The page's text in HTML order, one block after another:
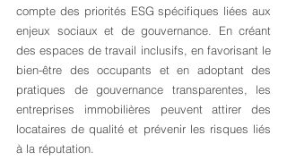
compte des priorités ESG spécifiques liées aux
enjeux sociaux et de gouvernance. En créant
des espaces de travail inclusifs, en favorisant le
bien-être des occupants et en adoptant des
pratiques de gouvernance transparentes, les
entreprises immobilières peuvent attirer des
locataires de qualité et prévenir les risques liés
à la réputation.